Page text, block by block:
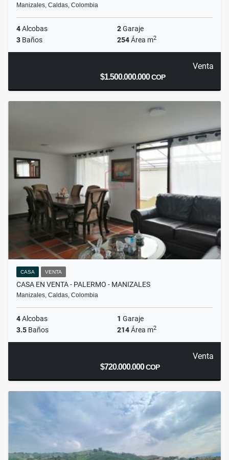
Manizales, Caldas, Colombia
4Alcobas 2Garaje
3 Baños 254Área m2
Venta
$1.500.000.000COP
CASA VENTA
CASA EN VENTA - PALERMO - MANIZALES
Manizales, Caldas, Colombia
4Alcobas 1 Garaje
3.5 Baños 214Área m2
Venta
$720.000.000COP